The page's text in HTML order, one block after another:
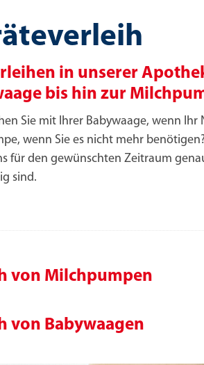
in unserer
bis hin zur
Sie mit Ihrer Babywaage, wenn
wenn Sie es nicht mehr
für den gewünschten Zeitraum
sind.
von Milchpumpen
von Babywaagen